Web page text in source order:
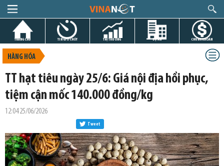
TRANG CHỦ TIN GIỜ CHÓT THỊ TRƯỜNG DỰ ÁN CHỨNG KHOÁN
HÀNG HÓA
TT hạt tiêu ngày 25/6: Giá nội địa hồi phục,
tiệm cận mốc 140.000 đồng/kg
12:04 25/06/2026
Tweet